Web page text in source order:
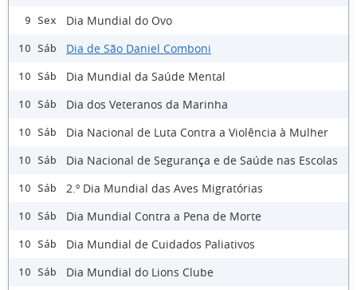
9 Sex Dia Mundial do Ovo
10 Sáb Dia de São Daniel Comboni
10 Sáb Dia Mundial da Saúde Mental
10 Sáb Dia dos Veteranos da Marinha
10 Sáb Dia Nacional de Luta Contra a Violência à Mulher
10 Sáb Dia Nacional de Segurança e de Saúde nas Escolas
10 Sáb 2.º Dia Mundial das Aves Migratórias
10 Sáb Dia Mundial Contra a Pena de Morte
10 Sáb Dia Mundial de Cuidados Paliativos
10 Sáb Dia Mundial do Lions Clube